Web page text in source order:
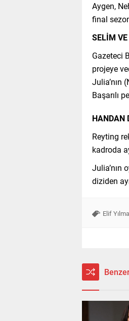
Aygen,
final
SELİM VE
Gazeteci
projeye
Julia’nın
Başarılı
HANDAN
Reyting
kadroda
Julia’nın
diziden
Elif